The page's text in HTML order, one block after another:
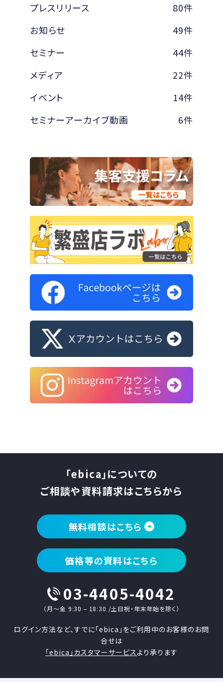
プレスリリース
80件
お知らせ
49件
セミナー
44件
メディア
22件
イベント
14件
セミナーアーカイブ動画
6件
「ebica」についての
ご相談や資料請求はこちらから
無料相談はこちら
価格等の資料はこちら
03-4405-4042
（月〜金 9:30 – 18:30 /土日祝・年末年始を除く）
ログイン方法など、すでに「ebica」をご利用中のお客様のお問
合せは
「ebica」カスタマーサービス より承ります